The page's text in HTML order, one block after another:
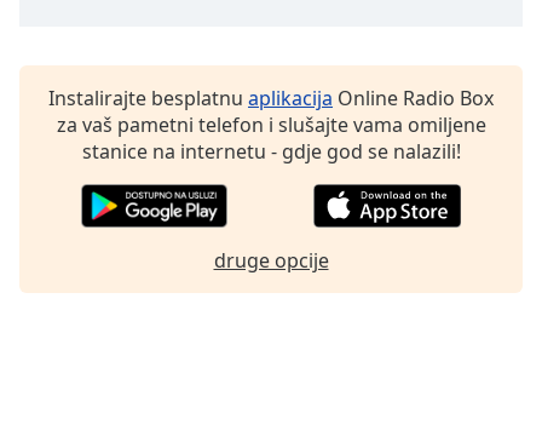
Instalirajte besplatnu aplikacija Online Radio Box
za vaš pametni telefon i slušajte vama omiljene
stanice na internetu - gdje god se nalazili!
druge opcije